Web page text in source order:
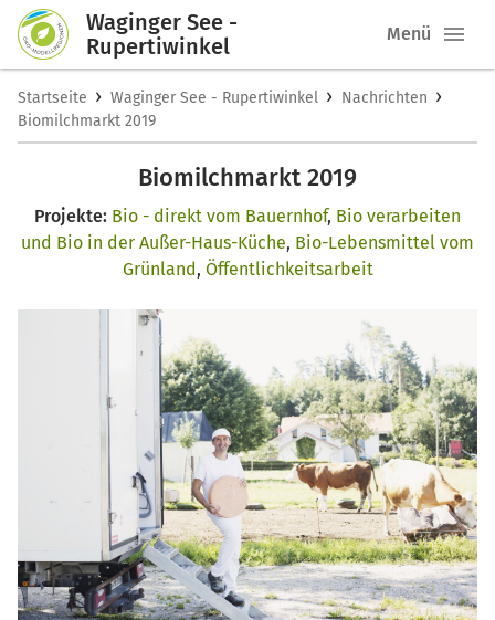
Waginger See -
Rupertiwinkel
Menü
Startseite › Waginger See - Rupertiwinkel › Nachrichten ›
Biomilchmarkt 2019
Biomilchmarkt 2019
Projekte: Bio - direkt vom Bauernhof, Bio verarbeiten
und Bio in der Außer-Haus-Küche, Bio-Lebensmittel vom
Grünland, Öffentlichkeitsarbeit